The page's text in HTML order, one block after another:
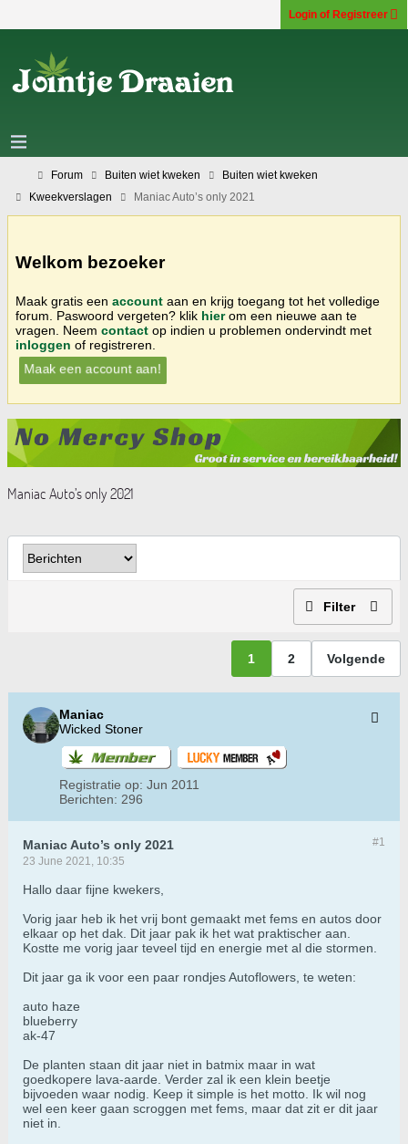
Login of Registreer
Forum Buiten wiet kweken
Buiten wiet kweken
Kweekverslagen
Maniac Auto’s only 2021
Welkom bezoeker
Maak gratis een account aan en krijg toegang tot het volledige
forum. Paswoord vergeten? klik hierom een nieuwe aan te
vragen. Neem contact op indien u problemen ondervindt met
inloggen of registreren.
Maak een account aan!
Maniac Auto’s only 2021
Filter
1 2 Volgende
Maniac
Wicked Stoner
Registratie op: Jun 2011
Berichten: 296
#1
Maniac Auto’s only 2021
23 June 2021, 10:35
Hallo daar fijne kwekers,
Vorig jaar heb ik het vrij bont gemaakt met fems en autos door
elkaar op het dak. Dit jaar pak ik het wat praktischer aan.
Kostte me vorig jaar teveel tijd en energie met al die stormen.
Dit jaar ga ik voor een paar rondjes Autoflowers, te weten:
auto haze
blueberry
ak-47
De planten staan dit jaar niet in batmix maar in wat
goedkopere lava-aarde. Verder zal ik een klein beetje
bijvoeden waar nodig. Keep it simple is het motto. Ik wil nog
wel een keer gaan scroggen met fems, maar dat zit er dit jaar
niet in.